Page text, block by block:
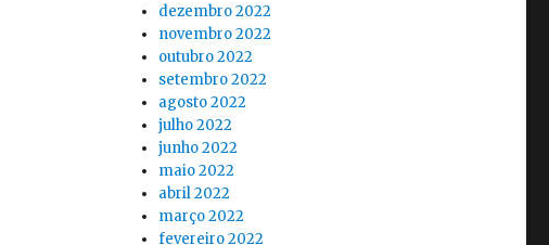
dezembro 2022
novembro 2022
outubro 2022
setembro 2022
agosto 2022
julho 2022
junho 2022
maio 2022
abril 2022
março 2022
fevereiro 2022